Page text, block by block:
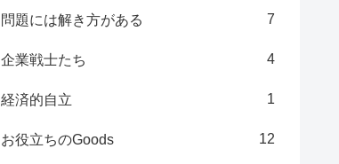
問題には解き方がある 7
企業戦士たち 4
経済的自立 1
お役立ちのGoods 12